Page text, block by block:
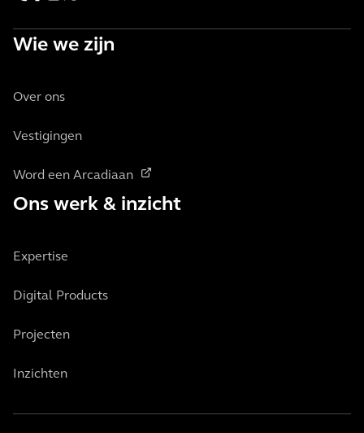
Wie we zijn
Over ons
Vestigingen
Word een Arcadiaan
Ons werk & inzicht
Expertise
Digital Products
Projecten
Inzichten